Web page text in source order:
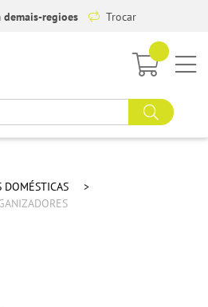
demais-regioes Trocar
DOMÉSTICAS